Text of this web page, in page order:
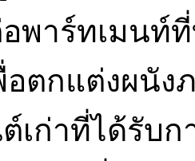
พาร์ทเมนท์
อตกแต่งผนั
เก่าที่ได้รับ